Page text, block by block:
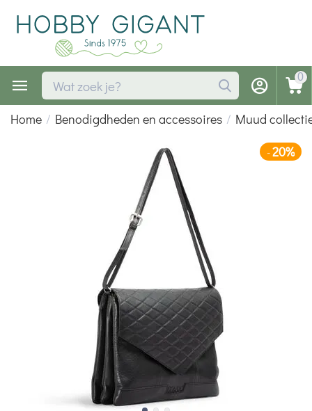
0
Home / Benodigdheden en accessoires / Muud
-20%